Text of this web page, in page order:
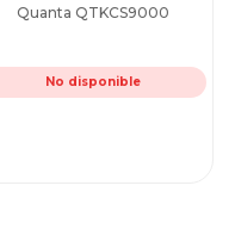
Quanta QTKCS9000
No disponible